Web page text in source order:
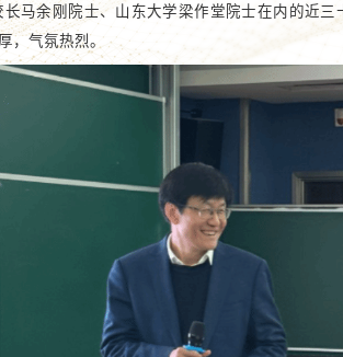
马余刚院士、山东大学梁作堂院士在内的近
，气氛热烈。